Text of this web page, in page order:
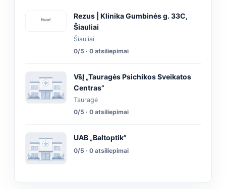
Rezus | Klinika Gumbinės g. 33C,
Šiauliai
Šiauliai
0/5 · 0 atsiliepimai
VšĮ „Tauragės Psichikos Sveikatos
Centras”
Tauragė
0/5 · 0 atsiliepimai
UAB „Baltoptik”
0/5 · 0 atsiliepimai